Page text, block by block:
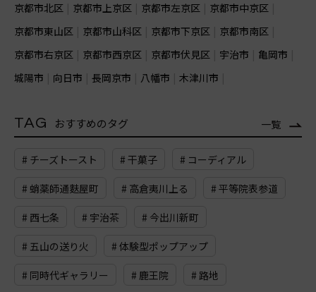
京都市北区 京都市上京区 京都市左京区
京都市中京区
京都市東山区
京都市山科区 京都市下京区
京都市南区
京都市右京区
京都市西京区 京都市伏見区 宇治市
亀岡市
城陽市
向日市 長岡京市 八幡市 木津川市
TAG おすすめのタグ 一覧
# チーズトースト # 干菓子 # コーディアル
# 蛸薬師通麩屋町 # 高倉夷川上る # 平等院表参道
# 西七条 # 宇治茶 # 今出川新町
# 五山の送り火 # 体験型ポップアップ
# 同時代ギャラリー # 鹿王院 # 路地